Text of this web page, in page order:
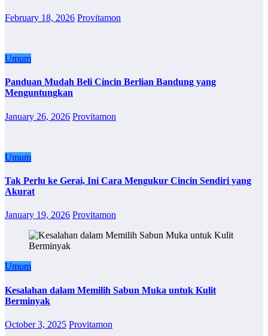
February 18, 2026 Provitamon
Umum
Panduan Mudah Beli Cincin Berlian Bandung yang
Menguntungkan
January 26, 2026 Provitamon
Umum
Tak Perlu ke Gerai, Ini Cara Mengukur Cincin Sendiri yang
Akurat
January 19, 2026 Provitamon
Umum
Kesalahan dalam Memilih Sabun Muka untuk Kulit
Berminyak
October 3, 2025 Provitamon